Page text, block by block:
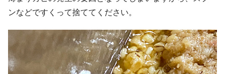
ンなどですくって捨ててください。